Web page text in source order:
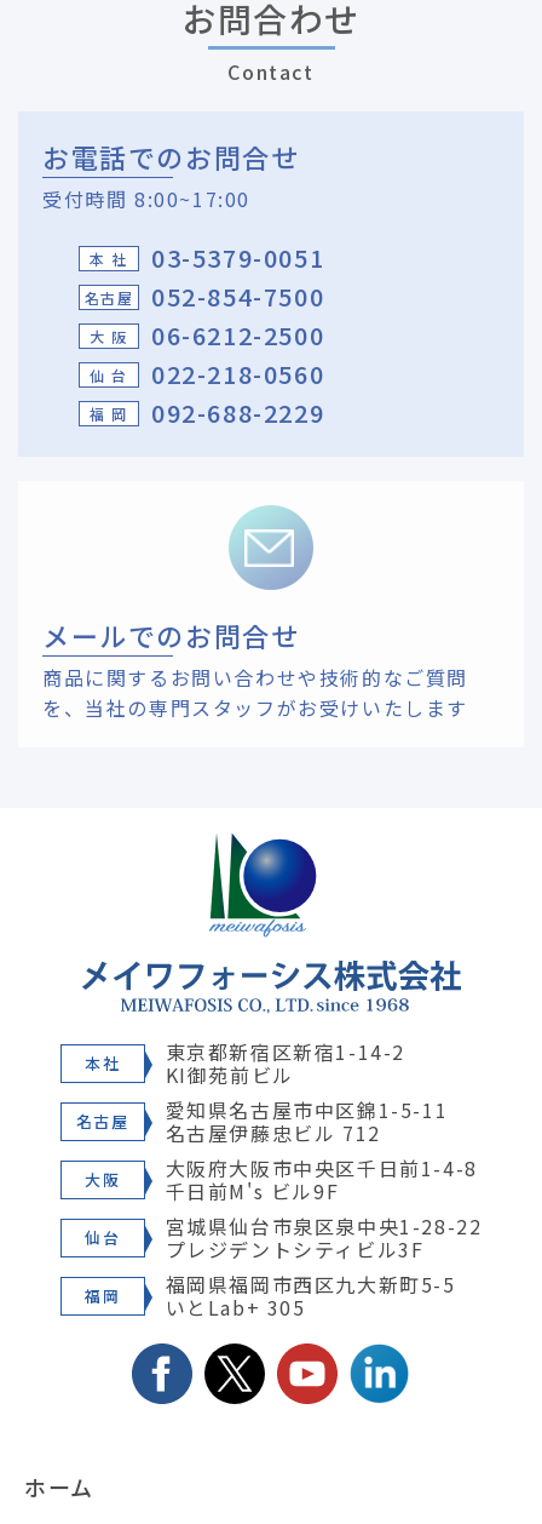
お問合わせ
Contact
お電話でのお問合せ
受付時間 8:00~17:00
本 社 03-5379-0051
名古屋 052-854-7500
大 阪 06-6212-2500
仙 台 022-218-0560
福 岡 092-688-2229
メールでのお問合せ
商品に関するお問い合わせや技術的なご質問
を、 当社の専門スタッフがお受けいたします
本社 東京都新宿区新宿1-14-2
KI御苑前ビル
名古屋 愛知県名古屋市中区錦1-5-11
名古屋伊藤忠ビル 712
大阪 大阪府大阪市中央区千日前1-4-8
千日前M's ビル9F
仙台 宮城県仙台市泉区泉中央1-28-22
プレジデントシティビル3F
福岡 福岡県福岡市西区九大新町5-5
いとLab+ 305
ホーム